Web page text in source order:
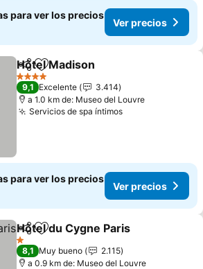
para ver los precios
Ver precios
CompartirAñadir a favoritos
Hôtel Madison
4 Estrellas
9,1 Excelente
3.414
a 1.0 km de: Museo del Louvre
Servicios de spa íntimosVer precios
para ver los precios
Ver precios
CompartirAñadir a favoritos
Hôtel du Cygne Paris
1 Estrellas
8,1 Muy bueno
2.115
a 0.9 km de: Museo del Louvre